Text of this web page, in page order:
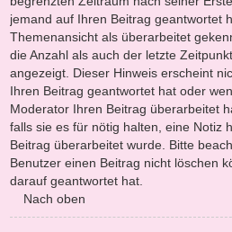
jemand auf Ihren Beitrag geantwortet
Themenansicht als überarbeitet
die Anzahl als auch der letzte
angezeigt. Dieser Hinweis erscheint
Ihren Beitrag geantwortet hat oder
Moderator Ihren Beitrag überarbeitet
falls sie es für nötig halten, eine Notiz
Beitrag überarbeitet wurde. Bitte
Benutzer einen Beitrag nicht löschen
darauf geantwortet hat.
Nach oben